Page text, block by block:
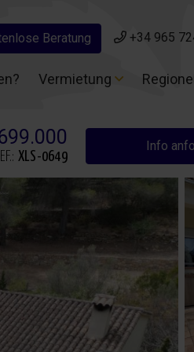
Beratung +34 965
Vermietung
Beratung +34 965
Vermietung
XLS-0649
Info